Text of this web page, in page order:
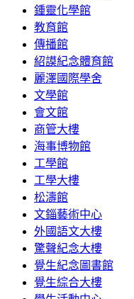
鍾靈化學館
教育館
傳播館
紹謨紀念體育館
麗澤國際學舍
文學館
會文館
商管大樓
海事博物館
工學館
工學大樓
松濤館
文錙藝術中心
外國語文大樓
驚聲紀念大樓
覺生紀念圖書館
覺生綜合大樓